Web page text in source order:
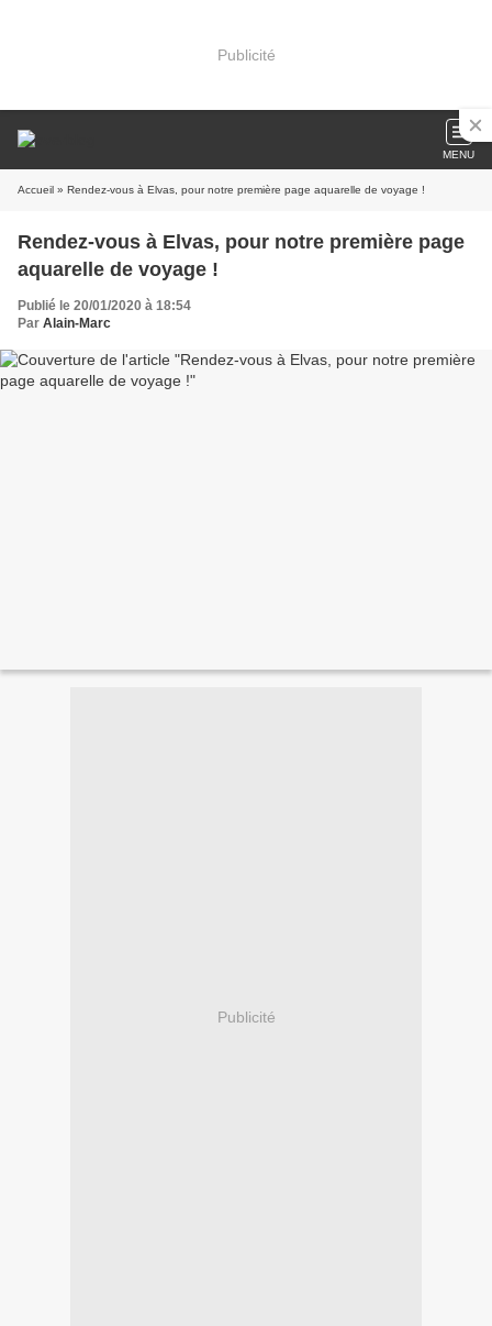
Publicité
MENU
Accueil » Rendez-vous à Elvas, pour notre première page aquarelle de voyage !
Rendez-vous à Elvas, pour notre première page
aquarelle de voyage !
Publié le 20/01/2020 à 18:54
Par Alain-Marc
Publicité